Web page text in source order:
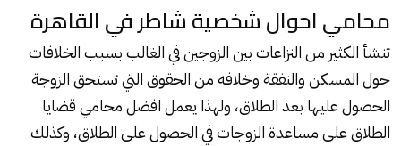
محامي احوال شخصية شاطر في القاهرة
تنشأ الكثير من النزاعات بين الزوجين في الغالب بسبب الخلافات
حول المسكن والنفقة وخلافه من الحقوق التي تستحق الزوجة
الحصول عليها بعد الطلاق، ولهذا يعمل افضل محامي قضايا
الطلاق على مساعدة الزوجات في الحصول على الطلاق، وكذلك